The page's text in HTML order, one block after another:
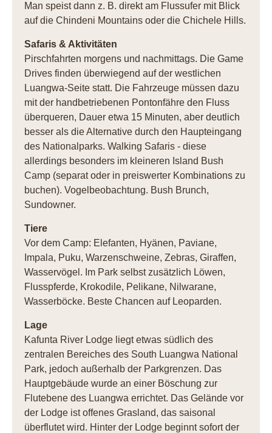
Man speist dann z. B. direkt am Flussufer mit Blick
auf die Chindeni Mountains oder die Chichele Hills.
Safaris & Aktivitäten
Pirschfahrten morgens und nachmittags. Die Game
Drives finden überwiegend auf der westlichen
Luangwa-Seite statt. Die Fahrzeuge müssen dazu
mit der handbetriebenen Pontonfähre den Fluss
überqueren, Dauer etwa 15 Minuten, aber deutlich
besser als die Alternative durch den Haupteingang
des Nationalparks. Walking Safaris - diese
allerdings besonders im kleineren Island Bush
Camp (separat oder in preiswerter Kombinations zu
buchen). Vogelbeobachtung. Bush Brunch,
Sundowner.
Tiere
Vor dem Camp: Elefanten, Hyänen, Paviane,
Impala, Puku, Warzenschweine, Zebras, Giraffen,
Wasservögel. Im Park selbst zusätzlich Löwen,
Flusspferde, Krokodile, Pelikane, Nilwarane,
Wasserböcke. Beste Chancen auf Leoparden.
Lage
Kafunta River Lodge liegt etwas südlich des
zentralen Bereiches des South Luangwa National
Park, jedoch außerhalb der Parkgrenzen. Das
Hauptgebäude wurde an einer Böschung zur
Flutebene des Luangwa errichtet. Das Gelände vor
der Lodge ist offenes Grasland, das saisonal
überflutet wird. Hinter der Lodge beginnt sofort der